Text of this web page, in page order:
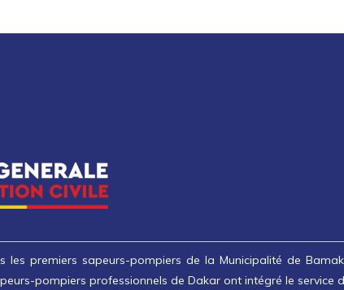
les premiers sapeurs-pompiers de la Municipalité de
pompiers professionnels de Dakar ont intégré le service